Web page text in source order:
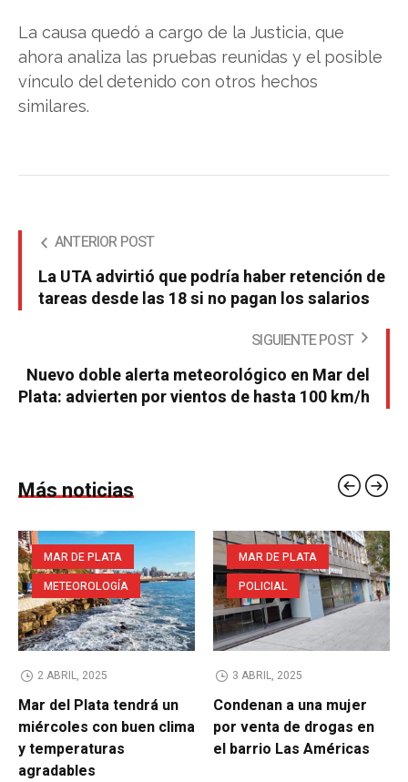
La causa quedó a cargo de la Justicia, que
ahora analiza las pruebas reunidas y el posible
vínculo del detenido con otros hechos
similares.
ANTERIOR POST
La UTA advirtió que podría haber retención de
tareas desde las 18 si no pagan los salarios
SIGUIENTE POST
Nuevo doble alerta meteorológico en Mar del
Plata: advierten por vientos de hasta 100 km/h
Más noticias
MAR DE PLATA
METEOROLOGÍA
2 ABRIL, 2025
Mar del Plata tendrá un
miércoles con buen clima
y temperaturas
agradables
MAR DE PLATA
POLICIAL
3 ABRIL, 2025
Condenan a una mujer
por venta de drogas en
el barrio Las Américas